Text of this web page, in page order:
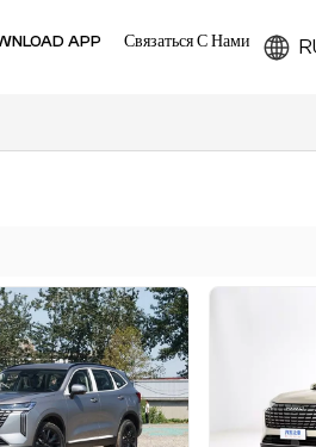
APP Связаться С Нами